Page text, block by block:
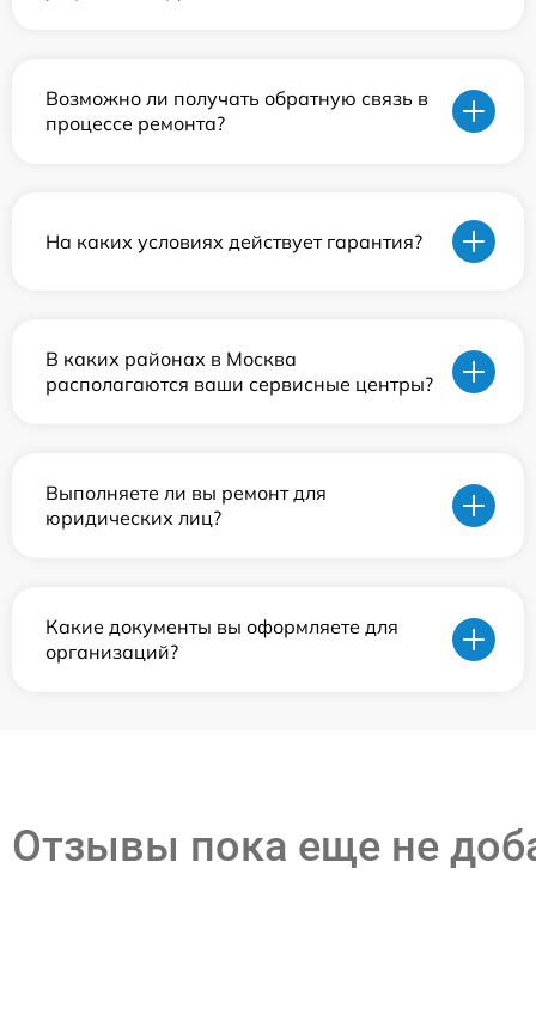
Возможно ли получать обратную связь в
процессе ремонта?
На каких условиях действует гарантия?
В каких районах в Москва
располагаются ваши сервисные центры?
Выполняете ли вы ремонт для
юридических лиц?
Какие документы вы оформляете для
организаций?
Отзывы пока еще не